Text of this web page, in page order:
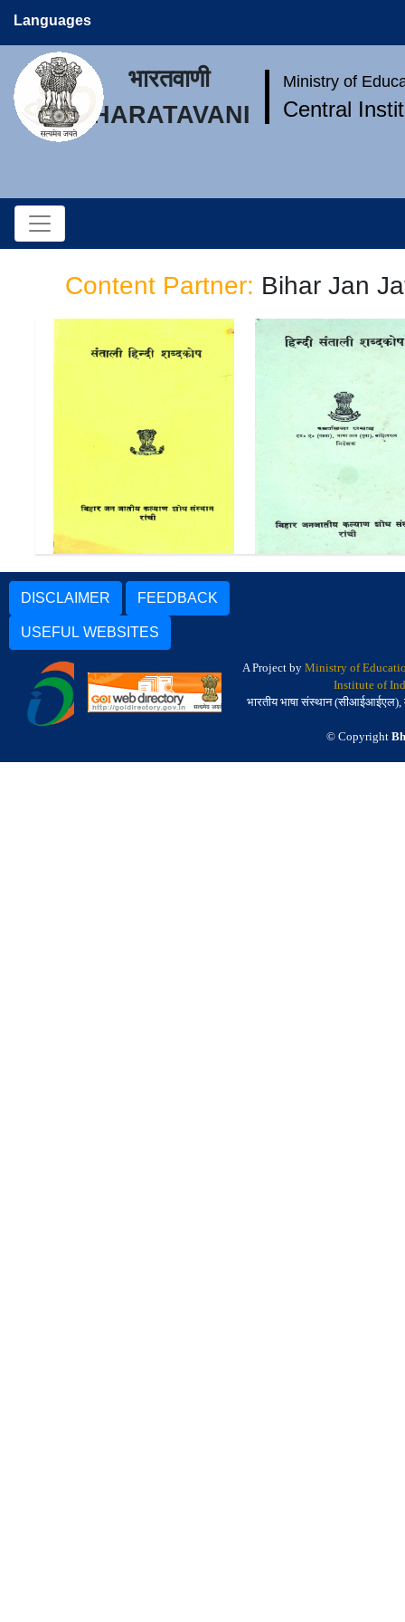
Languages
भारतवाणी
BHARATAVANI
Ministry of
Central
Content Partner: Bihar Jan
Hindi Shabdakosh
हिन्दी संताली शब्दकोष |
Santali
DISCLAIMER FEEDBACK
USEFUL WEBSITES
A Project by Ministry of
Institute of
भारतीय भाषा संस्थान (सीआईआईएल),
© Copyright